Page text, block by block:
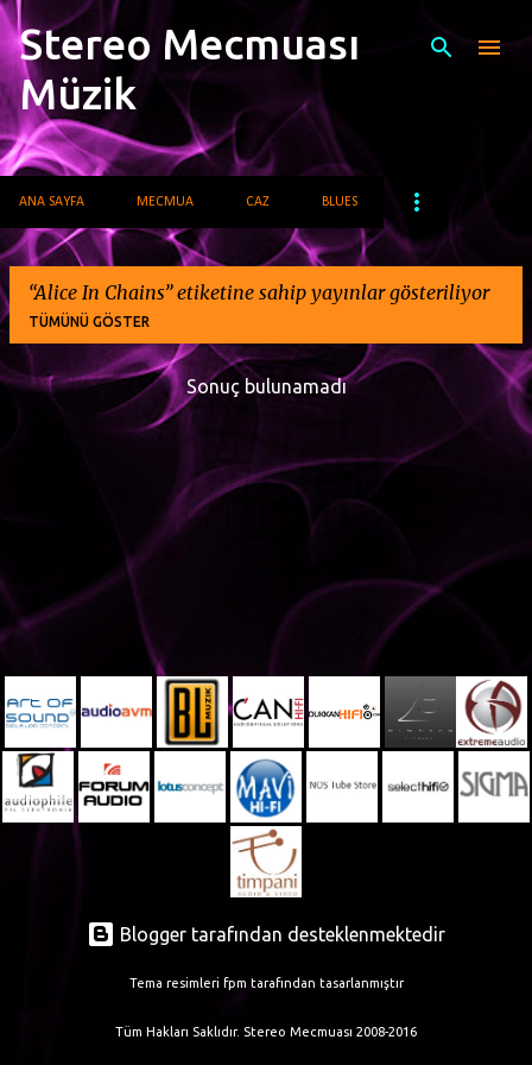
Stereo Mecmuası
Müzik
ANA SAYFA MECMUA CAZ BLUES
Alice In Chains etiketine sahip yayınlar gösteriliyor
TÜMÜNÜ GÖSTER
a
r
Sonuç bulunamadı
Blogger tarafından desteklenmektedir
Tema resimleri fpm tarafından tasarlanmıştır
Tüm Hakları Saklıdır. Stereo Mecmuası 2008-2016